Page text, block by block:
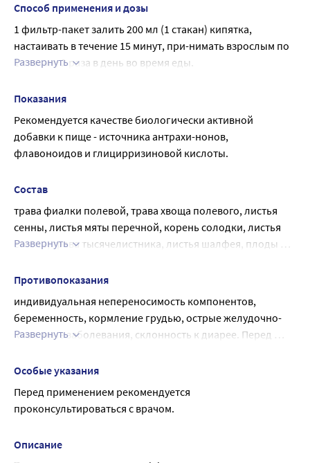
Способ применения и дозы
1 фильтр-пакет залить 200 мл (1 стакан) кипятка,
настаивать в течение 15 минут, при-нимать взрослым по
1 стакану 2 раза в день во время еды.
Развернуть
Показания
Рекомендуется качестве биологически активной
добавки к пище - источника антрахи-нонов,
флавоноидов и глицирризиновой кислоты.
Состав
трава фиалки полевой, трава хвоща полевого, листья
сенны, листья мяты перечной, корень солодки, листья
стевии, трава тысячелистника, листья шалфея, плоды
плоды можжевельника, трава зверобоя
липы.
Развернуть
Противопоказания
индивидуальная непереносимость компонентов,
беременность, кормление грудью, острые желудочно-
кишечные заболевания, склонность к диарее. Перед
врачом.
Развернуть
Особые указания
Перед применением рекомендуется
проконсультироваться с врачом.
Описание